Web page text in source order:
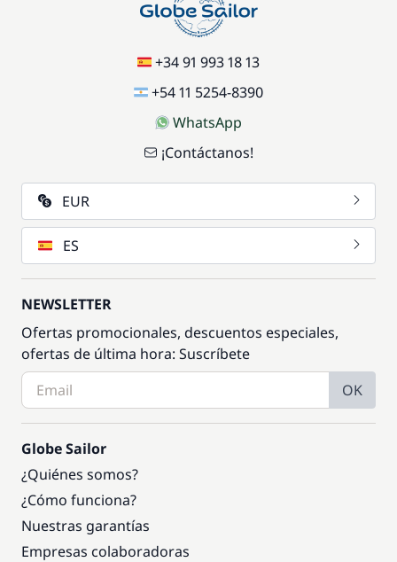
+34 91 993 18 13
+54 11 5254-8390
WhatsApp
¡Contáctanos!
EUR
ES
NEWSLETTER
Ofertas promocionales, descuentos especiales,
ofertas de última hora: Suscríbete
OK
Globe Sailor
¿Quiénes somos?
¿Cómo funciona?
Nuestras garantías
Empresas colaboradoras